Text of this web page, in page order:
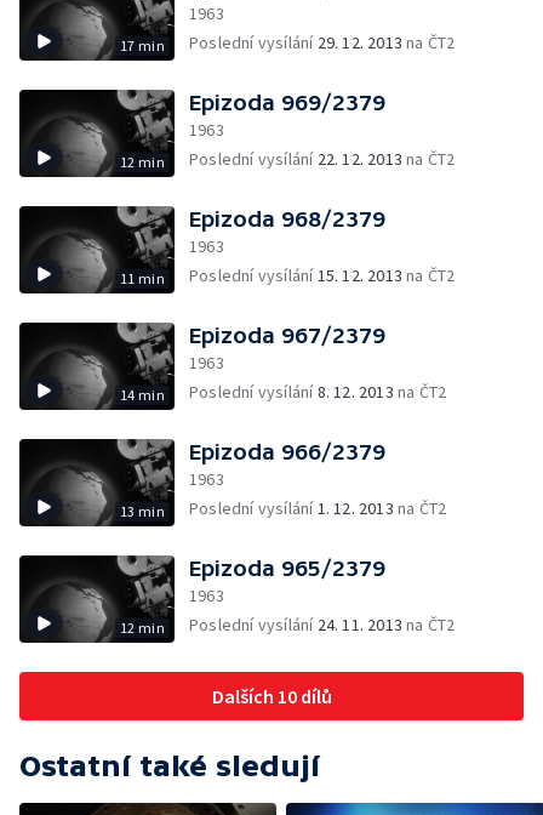
17 min
1963
Poslední vysílání 29. 12. 2013 na ČT2
12 min
Epizoda 969/2379
1963
Poslední vysílání 22. 12. 2013 na ČT2
11 min
Epizoda 968/2379
1963
Poslední vysílání15. 12. 2013 na ČT2
14 min
Epizoda 967/2379
1963
Poslední vysílání8. 12. 2013 na ČT2
13 min
Epizoda 966/2379
1963
Poslední vysílání1. 12. 2013 na ČT2
12 min
Epizoda 965/2379
1963
Poslední vysílání 24. 11. 2013 na ČT2
Dalších 10 dílů
Ostatní také sledují